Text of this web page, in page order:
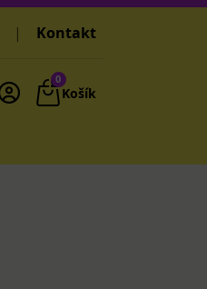
| Kontakt
0
Košík